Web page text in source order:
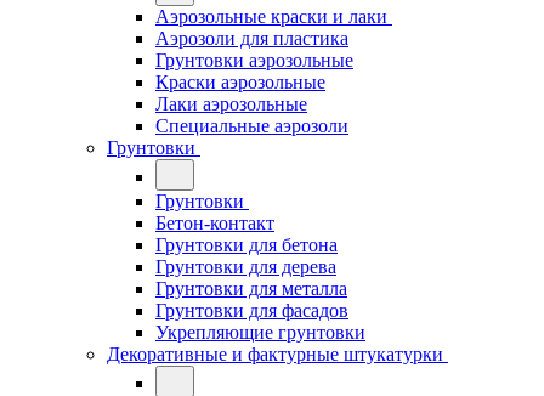
Аэрозольные краски и лаки
Аэрозоли для пластика
Грунтовки аэрозольные
Краски аэрозольные
Лаки аэрозольные
Специальные аэрозоли
Грунтовки
Грунтовки
Бетон-контакт
Грунтовки для бетона
Грунтовки для дерева
Грунтовки для металла
Грунтовки для фасадов
Укрепляющие грунтовки
Декоративные и фактурные штукатурки